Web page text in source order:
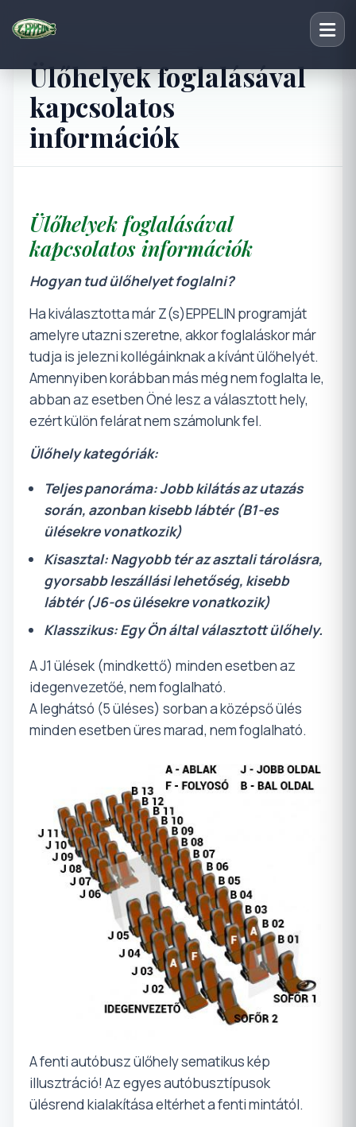
Ülőhelyek foglalásával
kapcsolatos
információk
Ülőhelyek foglalásával
kapcsolatos információk
Hogyan tud ülőhelyet foglalni?
Ha kiválasztotta már Z(s)EPPELIN programját
amelyre utazni szeretne, akkor foglaláskor már
tudja is jelezni kollégáinknak a kívánt ülőhelyét.
Amennyiben korábban más még nem foglalta le,
abban az esetben Öné lesz a választott hely,
ezért külön felárat nem számolunk fel.
Ülőhely kategóriák:
Teljes panoráma: Jobb kilátás az utazás
során, azonban kisebb lábtér (B1-es
ülésekre vonatkozik)
Kisasztal: Nagyobb tér az asztali tárolásra,
gyorsabb leszállási lehetőség, kisebb
lábtér (J6-os ülésekre vonatkozik)
Klasszikus: Egy Ön által választott ülőhely.
A J1 ülések (mindkettő) minden esetben az
idegenvezetőé, nem foglalható.
A leghátsó (5 üléses) sorban a középső ülés
minden esetben üres marad, nem foglalható.
A fenti autóbusz ülőhely sematikus kép
illusztráció! Az egyes autóbusztípusok
ülésrend kialakítása eltérhet a fenti mintától.